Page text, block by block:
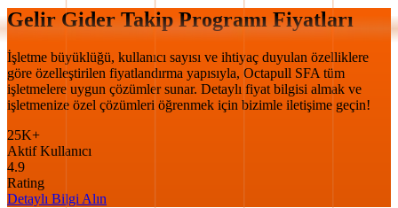
Gelir Gider Takip Programı Fiyatları
İşletme büyüklüğü, kullanıcı sayısı ve ihtiyaç duyulan özelliklere
göre özelleştirilen fiyatlandırma yapısıyla, Octapull SFA tüm
işletmelere uygun çözümler sunar. Detaylı fiyat bilgisi almak ve
işletmenize özel çözümleri öğrenmek için bizimle iletişime geçin!
25K+
Aktif Kullanıcı
4.9
Rating
Detaylı Bilgi Alın